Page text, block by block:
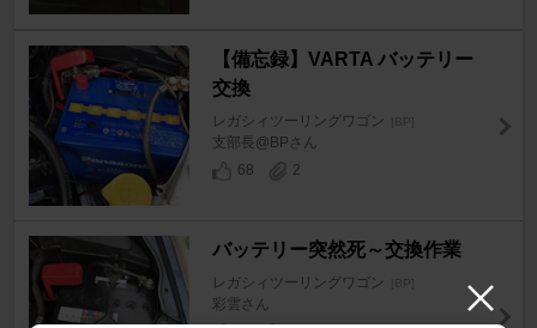
【備忘録】VARTA バッテリー
交換
レガシィツーリングワゴン [BP]
支部長@BPさん
68
2
バッテリー突然死～交換作業
レガシィツーリングワゴン [BP]
彩雲さん